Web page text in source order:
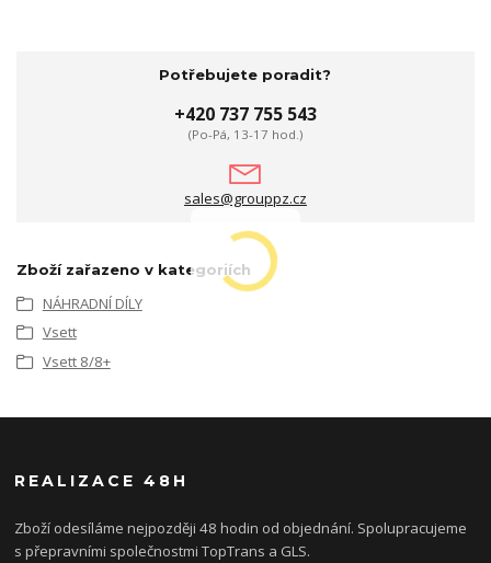
Potřebujete poradit?
+420 737 755 543
(Po-Pá, 13-17 hod.)
sales@grouppz.cz
Zboží zařazeno v kategoriích
NÁHRADNÍ DÍLY
Vsett
Vsett 8/8+
REALIZACE 48H
Zboží odesíláme nejpozději 48 hodin od objednání. Spolupracujeme
s přepravními společnostmi TopTrans a GLS.